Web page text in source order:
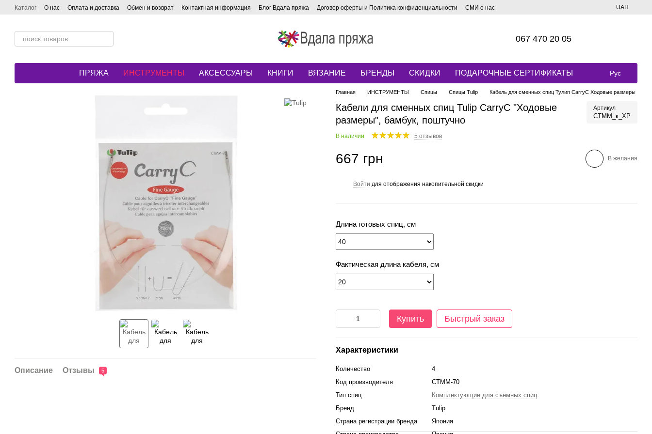
Перейти к основному контенту
Каталог О нас Оплата и доставка Обмен и возврат Контактная информация Блог Вдала пряжа Договор оферты и Политика конфиденциальности СМИ о нас UAH
067 470 20 05
ПРЯЖА ИНСТРУМЕНТЫ АКСЕССУАРЫ КНИГИ ВЯЗАНИЕ БРЕНДЫ СКИДКИ ПОДАРОЧНЫЕ СЕРТИФИКАТЫ Рус
Описание Отзывы 5
Главная ИНСТРУМЕНТЫ Спицы Спицы Tulip Кабель для сменных спиц Тулип CarryC Ходовые размеры
Кабели для сменных спиц Tulip CarryC "Ходовые
размеры", бамбук, поштучно
Артикул
СТММ_к_ХР
В наличии 5 отзывов
667 грн В желания
Войти для отображения накопительной скидки
Длина готовых спиц, см
Фактическая длина кабеля, см
Купить Быстрый заказ
Характеристики
Количество
4
Код производителя
СТММ-70
Тип спиц
Комплектующие для съёмных спиц
Бренд
Tulip
Страна регистрации бренда
Япония